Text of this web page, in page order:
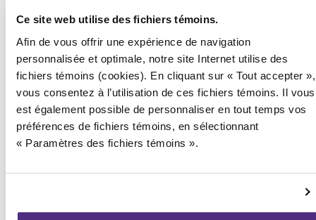
Ce site web utilise des fichiers témoins.
Afin de vous offrir une expérience de navigation
personnalisée et optimale, notre site Internet utilise des
fichiers témoins (cookies). En cliquant sur « Tout accepter »,
vous consentez à l’utilisation de ces fichiers témoins. Il vous
est également possible de personnaliser en tout temps vos
préférences de fichiers témoins, en sélectionnant
« Paramètres des fichiers témoins ».
Avis d'Ordonnances visant un
processus de traitement des
réclamations et instructions aux
créanciers - Notice of claims
procedure Orders and
instructions to the creditors
2023-08-30
: Avis d'Ordonnances visant